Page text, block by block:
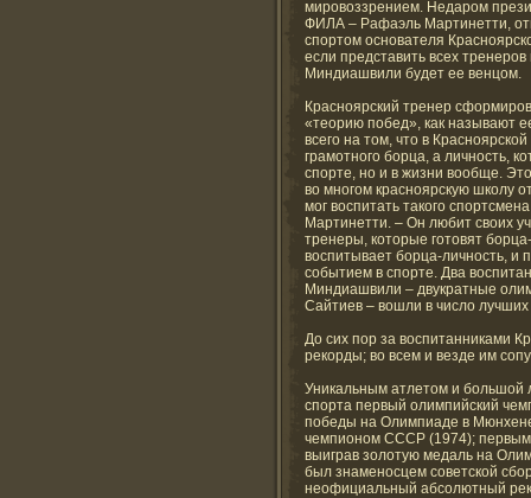
мировоззрением. Недаром
ФИЛА – Рафаэль Мартинетти,
спортом основателя
если представить всех
Миндиашвили будет ее венцом.
Красноярский тренер
«теорию побед», как называют
всего на том, что в
грамотного борца, а личность,
спорте, но и в жизни вообще.
во многом красноярскую школу
мог воспитать такого
Мартинетти. – Он любит своих
тренеры, которые готовят
воспитывает борца-личность, и
событием в спорте. Два
Миндиашвили – двукратные
Сайтиев – вошли в число
До сих пор за воспитанниками
рекорды; во всем и везде им
Уникальным атлетом и большой
спорта первый олимпийский
победы на Олимпиаде в
чемпионом СССР (1974); первым
выиграв золотую медаль на
был знаменосцем советской
неофициальный абсолютный